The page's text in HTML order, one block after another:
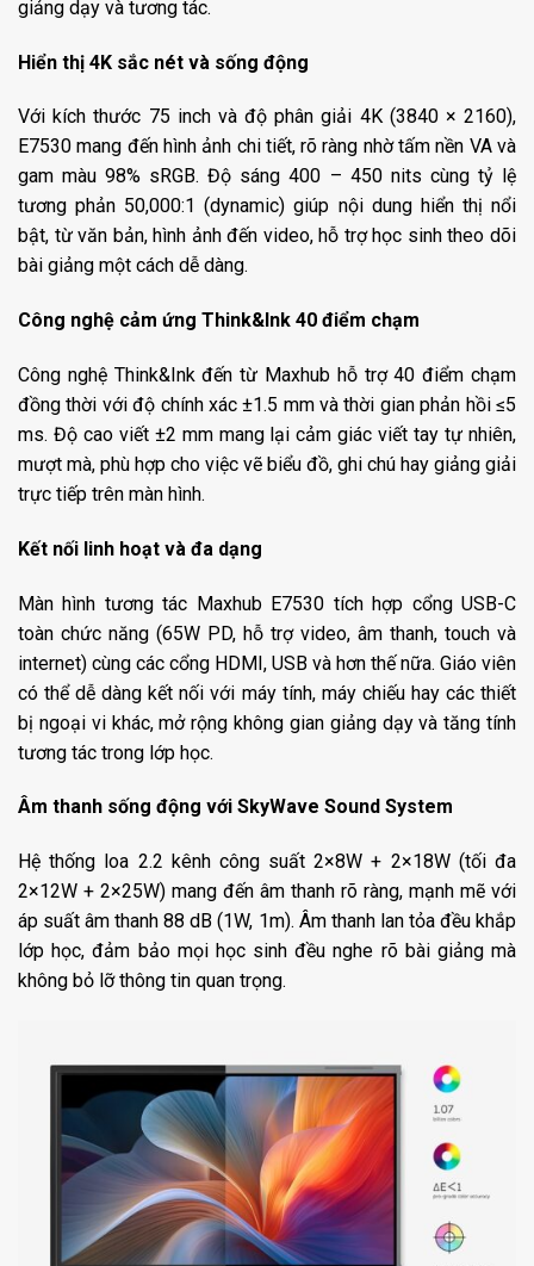
giảng dạy và tương tác.
Hiển thị 4K sắc nét và sống động
Với kích thước 75 inch và độ phân giải 4K (3840 × 2160),
E7530 mang đến hình ảnh chi tiết, rõ ràng nhờ tấm nền VA và
gam màu 98% sRGB. Độ sáng 400 – 450 nits cùng tỷ lệ
tương phản 50,000:1 (dynamic) giúp nội dung hiển thị nổi
bật, từ văn bản, hình ảnh đến video, hỗ trợ học sinh theo dõi
bài giảng một cách dễ dàng.
Công nghệ cảm ứng Think&Ink 40 điểm chạm
Công nghệ Think&Ink đến từ Maxhub hỗ trợ 40 điểm chạm
đồng thời với độ chính xác ±1.5 mm và thời gian phản hồi ≤5
ms. Độ cao viết ±2 mm mang lại cảm giác viết tay tự nhiên,
mượt mà, phù hợp cho việc vẽ biểu đồ, ghi chú hay giảng giải
trực tiếp trên màn hình.
Kết nối linh hoạt và đa dạng
Màn hình tương tác Maxhub E7530 tích hợp cổng USB-C
toàn chức năng (65W PD, hỗ trợ video, âm thanh, touch và
internet) cùng các cổng HDMI, USB và hơn thế nữa. Giáo viên
có thể dễ dàng kết nối với máy tính, máy chiếu hay các thiết
bị ngoại vi khác, mở rộng không gian giảng dạy và tăng tính
tương tác trong lớp học.
Âm thanh sống động với SkyWave Sound System
Hệ thống loa 2.2 kênh công suất 2×8W + 2×18W (tối đa
2×12W + 2×25W) mang đến âm thanh rõ ràng, mạnh mẽ với
áp suất âm thanh 88 dB (1W, 1m). Âm thanh lan tỏa đều khắp
lớp học, đảm bảo mọi học sinh đều nghe rõ bài giảng mà
không bỏ lỡ thông tin quan trọng.